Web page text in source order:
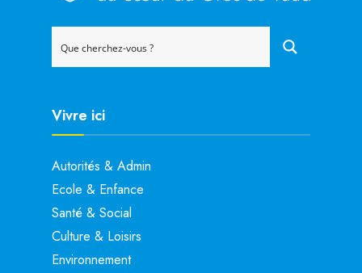
Vivre ici
Autorités & Admin
Ecole & Enfance
Santé & Social
Culture & Loisirs
Environnement